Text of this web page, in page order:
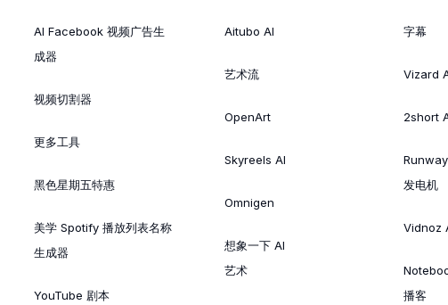
AI Facebook 视频广告生
成器
视频切割器
更多工具
黑色星期五特惠
美学 Spotify 播放列表名称
生成器
YouTube 剧本
Aitubo AI
艺术流
OpenArt
Skyreels AI
Omnigen
想象一下 AI
艺术
字幕
Vizard
2short
发电机
Vidnoz
播客